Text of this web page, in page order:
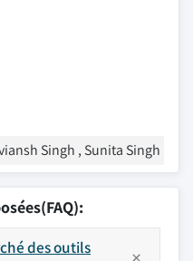
Singh , Sunita Singh
des outils